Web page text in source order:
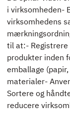
i virksomheden-
virksomhedens
til at:- Registrere
produkter inden
emballage
materialer-
Sortere og
reducere